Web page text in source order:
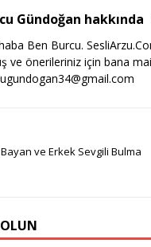
Gündoğan hakkında
Ben Burcu.
ve önerileriniz için bana
ve Erkek Sevgili Bulma